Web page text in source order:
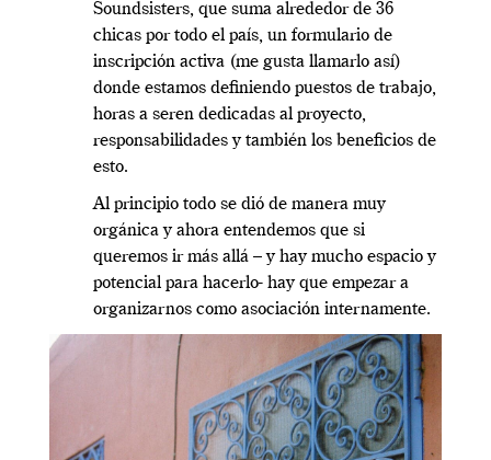
Soundsisters, que suma alrededor de 36
chicas por todo el país, un formulario de
inscripción activa (me gusta llamarlo así)
donde estamos definiendo puestos de trabajo,
horas a seren dedicadas al proyecto,
responsabilidades y también los beneficios de
esto.
Al principio todo se dió de manera muy
orgánica y ahora entendemos que si
queremos ir más allá – y hay mucho espacio y
potencial para hacerlo- hay que empezar a
organizarnos como asociación internamente.